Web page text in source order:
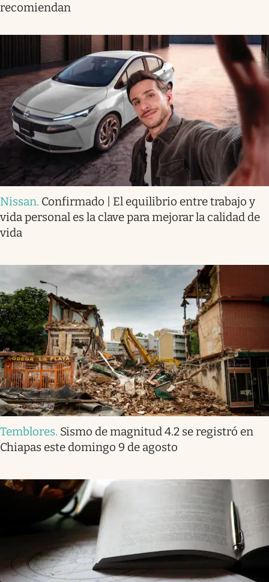
recomiendan
Nissan. Confirmado | El equilibrio entre trabajo y
vida personal es la clave para mejorar la calidad de
vida
Temblores. Sismo de magnitud 4.2 se registró en
Chiapas este domingo 9 de agosto